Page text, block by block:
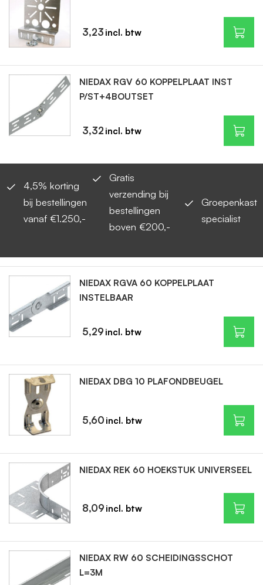
3,23
NIEDAX RGV 60 KOPPELPLAAT INST
P/ST+4BOUTSET
3,32
4,5% korting
bij bestellingen
vanaf €1.250,-
Gratis
verzending bij
bestellingen
boven €200,-
Groepenkast
specialist
NIEDAX RGVA 60 KOPPELPLAAT
INSTELBAAR
5,29
NIEDAX DBG 10 PLAFONDBEUGEL
5,60
NIEDAX REK 60 HOEKSTUK UNIVERSEEL
8,09
NIEDAX RW 60 SCHEIDINGSSCHOT
L=3M